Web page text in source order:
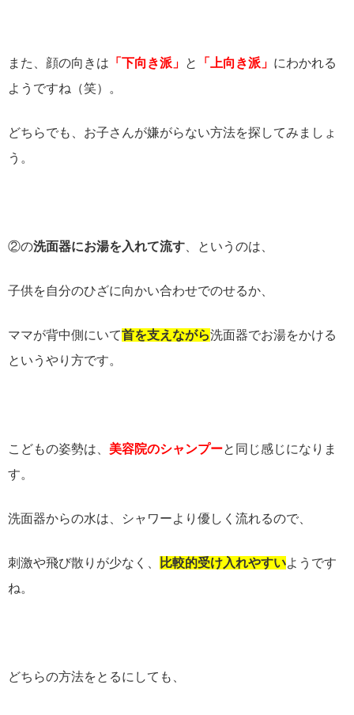
また、顔の向きは 「下向き派」 と 「上向き派」 にわかれる
ようですね（笑）。
どちらでも、お子さんが嫌がらない方法を探してみましょ
う。
②の洗面器にお湯を入れて流す 、というのは、
子供を自分のひざに向かい合わせでのせるか、
ママが背中側にいて首を支えながら洗面器でお湯をかける
というやり方です。
こどもの姿勢は、 美容院のシャンプーと同じ感じになりま
す。
洗面器からの水は、シャワーより優しく流れるので、
刺激や飛び散りが少なく、 比較的受け入れやすいようです
ね。
どちらの方法をとるにしても、